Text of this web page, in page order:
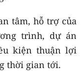
tâm, hỗ trợ của
trình, dự án
kiện thuận lợi
thời gian tới.